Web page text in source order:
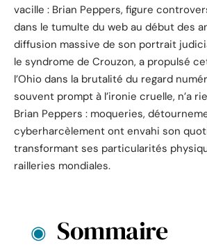
vacille : Brian Peppers, figure
dans le tumulte du web au début des
diffusion massive de son portrait
le syndrome de Crouzon, a propulsé
l’Ohio dans la brutalité du regard
souvent prompt à l’ironie cruelle, n’a
Brian Peppers : moqueries,
cyberharcèlement ont envahi son
transformant ses particularités
railleries mondiales.
Sommaire